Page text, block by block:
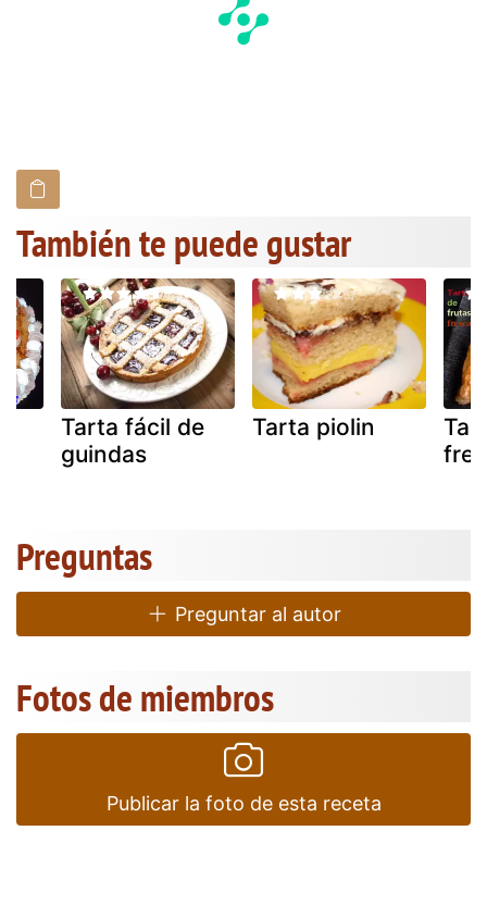
También te puede gustar
Tarta fácil de
guindas
Tarta piolin
Preguntas
Preguntar al autor
Fotos de miembros
Publicar la foto de esta receta